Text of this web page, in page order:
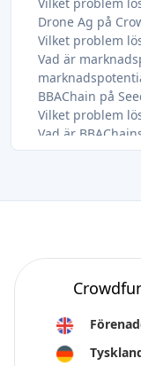
Drone Ag på
Vilket problem
Vad är
BBAChain på
Vilket problem
Vad är
Altilium på
PAKAJO på
Vilket problem
Vad är PAKAJO
Kitepower på
Vilket problem
KuriU på